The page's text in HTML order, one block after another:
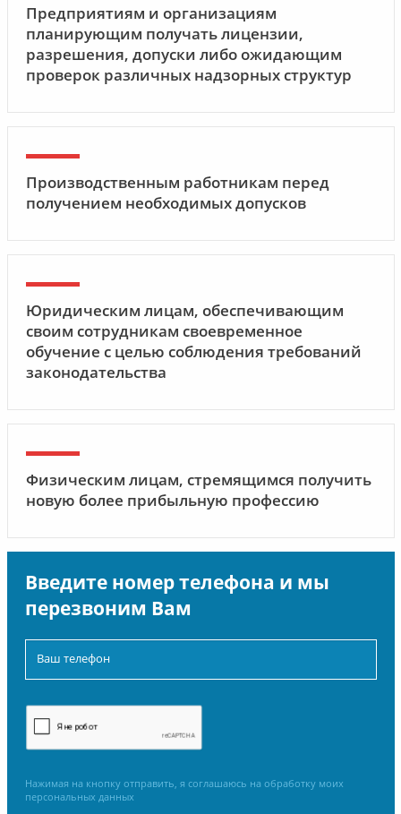
Предприятиям и организациям
планирующим получать лицензии,
разрешения, допуски либо ожидающим
проверок различных надзорных структур
Производственным работникам перед
получением необходимых допусков
Юридическим лицам, обеспечивающим
своим сотрудникам своевременное
обучение с целью соблюдения требований
законодательства
Физическим лицам, стремящимся получить
новую более прибыльную профессию
Введите номер телефона и мы
перезвоним Вам
Нажимая на кнопку отправить, я соглашаюсь на обработку моих
персональных данных